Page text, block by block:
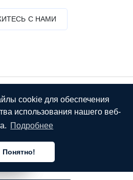
cookie для обеспечения
использования нашего веб-
Подробнее
Понятно!
С НАМИ